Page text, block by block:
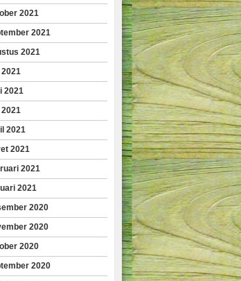
2021
2021
2021
2021
2021
2021
2021
2021
2021
2020
2020
2020
2020